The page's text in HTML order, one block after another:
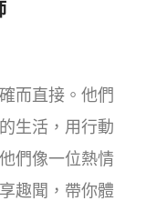
而直接。他們
生活，用行動
們像一位熱情
趣聞，帶你體